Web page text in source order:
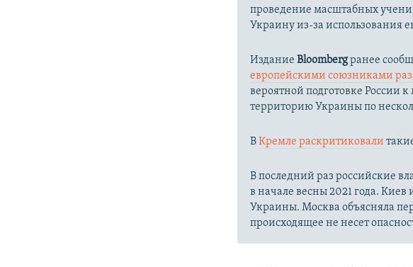
проведение масштабных
Украину из-за использования
ИзданиеBloombergранее
европейскими союзниками
вероятной подготовке
территорию Украины по
ВКремле раскритиковали
В последний раз российские
в начале весны 2021 года. Киев
Украины. Москва объясняла
происходящее не несет